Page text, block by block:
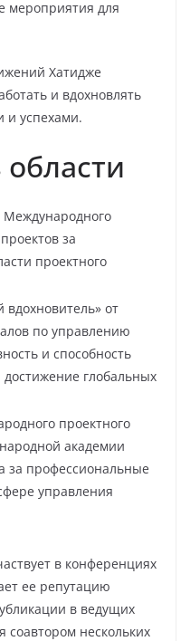
мероприятия для
Хатидже
и вдохновлять
и успехами.
Международного
за
проектного
вдохновитель» от
по управлению
и способность
глобальных
проектного
академии
за профессиональные
управления
в конференциях
ее репутацию
в ведущих
соавтором нескольких